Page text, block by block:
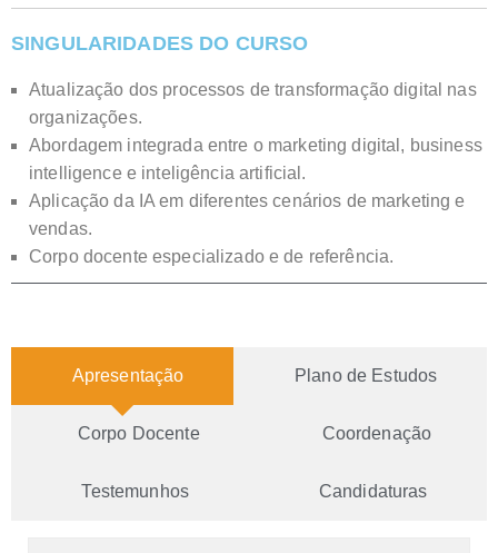
SINGULARIDADES DO CURSO
Atualização dos processos de transformação digital nas
organizações.
Abordagem integrada entre o marketing digital, business
intelligence e inteligência artificial.
Aplicação da IA em diferentes cenários de marketing e
vendas.
Corpo docente especializado e de referência.
Apresentação Plano de Estudos
Corpo Docente Coordenação
Testemunhos Candidaturas